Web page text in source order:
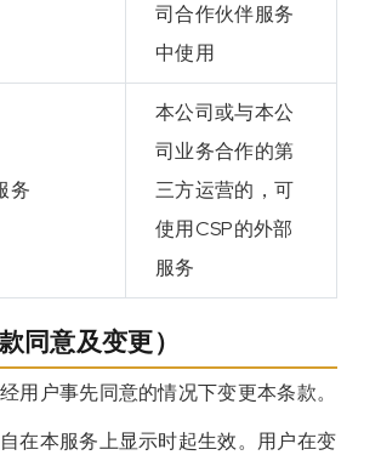
司合作伙伴服务
中使用
务
本公司或与本公
司业务合作的第
三方运营的，可
使用CSP的外部
服务
同意及变更）
用户事先同意的情况下变更本条款。
在本服务上显示时起生效。用户在变